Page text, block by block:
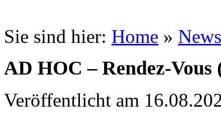
Sie sind hier: Home » News
AD HOC – Rendez-Vous
Veröffentlicht am